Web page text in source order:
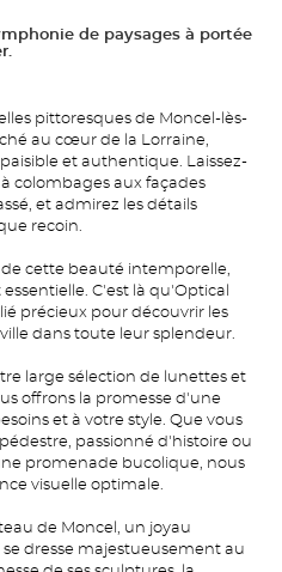
de paysages à portée
pittoresques de Moncel-lès-
au cœur de la Lorraine,
et authentique. Laissez-
colombages aux façades
et admirez les détails
recoin.
cette beauté intemporelle,
C'est là qu'Optical
précieux pour découvrir les
dans toute leur splendeur.
large sélection de lunettes et
offrons la promesse d'une
et à votre style. Que vous
passionné d'histoire ou
promenade bucolique, nous
visuelle optimale.
de Moncel, un joyau
dresse majestueusement au